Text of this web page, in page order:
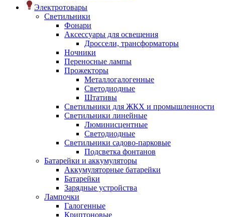
Электротовары
Светильники
Фонари
Аксессуары для освещения
Дроссели, трансформаторы
Ночники
Переносные лампы
Прожекторы
Металлогалогенные
Светодиодные
Штативы
Светильники для ЖКХ и промышленности
Светильники линейные
Люминисцентные
Светодиодные
Светильники садово-парковые
Подсветка фонтанов
Батарейки и аккумуляторы
Аккумуляторные батарейки
Батарейки
Зарядные устройства
Лампочки
Галогенные
Криптоновые